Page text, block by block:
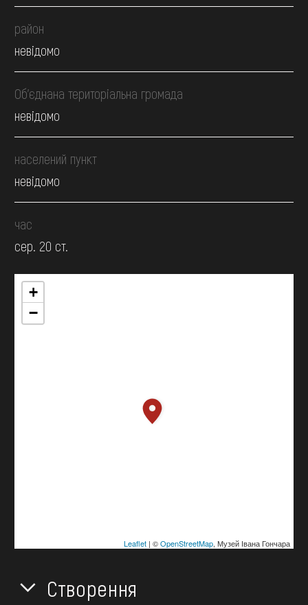
район
невідомо
Об’єднана територіальна громада
невідомо
населений пункт
невідомо
час
сер. 20 ст.
+
−
Leaflet| ©OpenStreetMap, Музей Івана Гончара
Створення